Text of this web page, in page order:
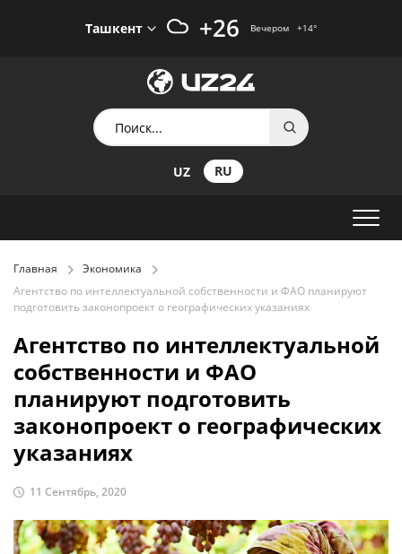
Ташкент +26 Вечером +14°
UZ RU
Главная
Экономика
Агентство по интеллектуальной собственности и ФАО планируют
подготовить законопроект о географических указаниях
Агентство по интеллектуальной
собственности и ФАО
планируют подготовить
законопроект о географических
указаниях
11 Сентябрь, 2020